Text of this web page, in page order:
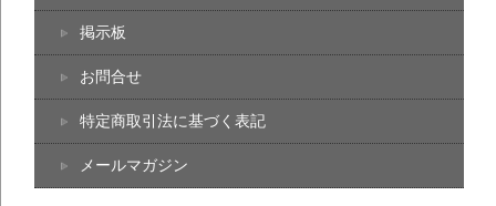
掲示板
お問合せ
特定商取引法に基づく表記
メールマガジン